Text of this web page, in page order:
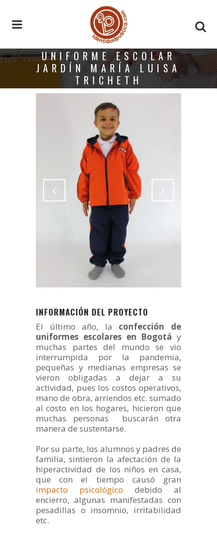
UNIFORME ESCOLAR
JARDÍN MARÍA LUISA
TRICHETH
INFORMACIÓN DEL PROYECTO
El último año, la confección de
uniformes escolares en Bogotá y
muchas partes del mundo se vio
interrumpida por la pandemia,
pequeñas y medianas empresas se
vieron obligadas a dejar a su
actividad, pues los costos operativos,
mano de obra, arriendos etc. sumado
al costo en los hogares, hicieron que
muchas personas buscarán otra
manera de sustentarse.
Por su parte, los alumnos y padres de
familia, sintieron la afectación de la
hiperactividad de los niños en casa,
que con el tiempo causó gran
impacto psicológico debido al
encierro, algunas manifestadas con
pesadillas o insomnio, irritabilidad
etc.